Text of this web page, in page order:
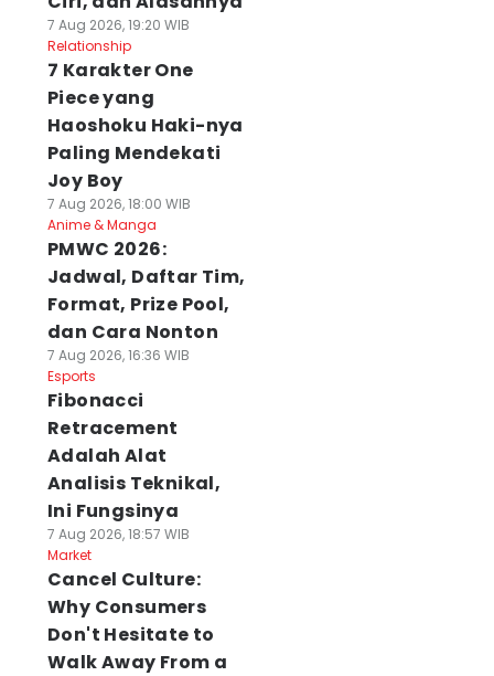
7 Aug 2026, 19:20 WIB
Relationship
7 Karakter One
Piece yang
Haoshoku Haki-nya
Paling Mendekati
Joy Boy
7 Aug 2026, 18:00 WIB
Anime & Manga
PMWC 2026:
Jadwal, Daftar Tim,
Format, Prize Pool,
dan Cara Nonton
7 Aug 2026, 16:36 WIB
Esports
Fibonacci
Retracement
Adalah Alat
Analisis Teknikal,
Ini Fungsinya
7 Aug 2026, 18:57 WIB
Market
Cancel Culture:
Why Consumers
Don't Hesitate to
Walk Away From a